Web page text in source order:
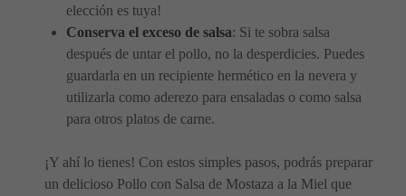
elección es tuya!
Conserva el exceso de salsa: Si te sobra salsa
después de untar el pollo, no la desperdicies. Puedes
guardarla en un recipiente hermético en la nevera y
utilizarla como aderezo para ensaladas o como salsa
para otros platos de carne.
¡Y ahí lo tienes! Con estos simples pasos, podrás preparar
un delicioso Pollo con Salsa de Mostaza a la Miel que